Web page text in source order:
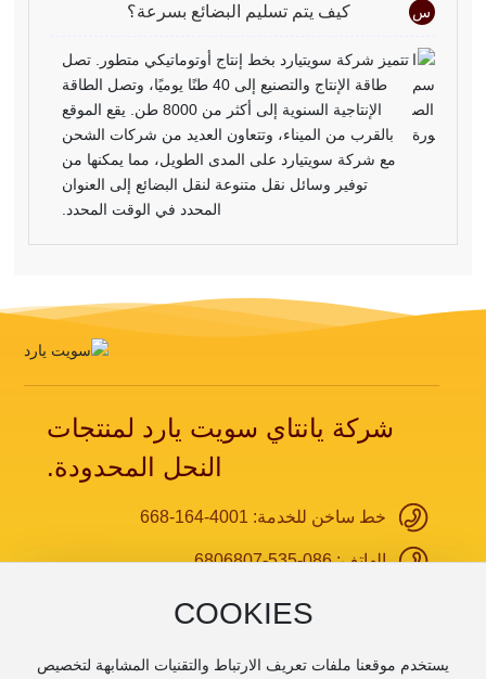
س كيف يتم تسليم البضائع بسرعة؟
تتميز شركة سويتيارد بخط إنتاج أوتوماتيكي متطور. تصل
طاقة الإنتاج والتصنيع إلى 40 طنًا يوميًا، وتصل الطاقة
الإنتاجية السنوية إلى أكثر من 8000 طن. يقع الموقع
بالقرب من الميناء، وتتعاون العديد من شركات الشحن
مع شركة سويتيارد على المدى الطويل، مما يمكنها من
توفير وسائل نقل متنوعة لنقل البضائع إلى العنوان
المحدد في الوقت المحدد.
شركة يانتاي سويت يارد لمنتجات
النحل المحدودة.
خط ساخن للخدمة: 4001-164-668
الهاتف:086-535-6806807
COOKIES
يستخدم موقعنا ملفات تعريف الارتباط والتقنيات المشابهة لتخصيص